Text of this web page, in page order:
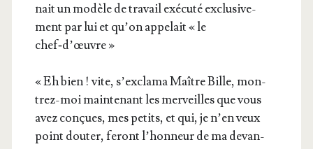
nait un modèle de tra­vail exé­cu­té exclu­si­ve­
ment par lui et qu’on appe­lait « le
chef‑d’œuvre »
« Eh bien ! vite, s’ex­cla­ma Maître Bille, mon­
trez-moi main­te­nant les mer­veilles que vous
avez conçues, mes petits, et qui, je n’en veux
point dou­ter, feront l’hon­neur de ma devan­